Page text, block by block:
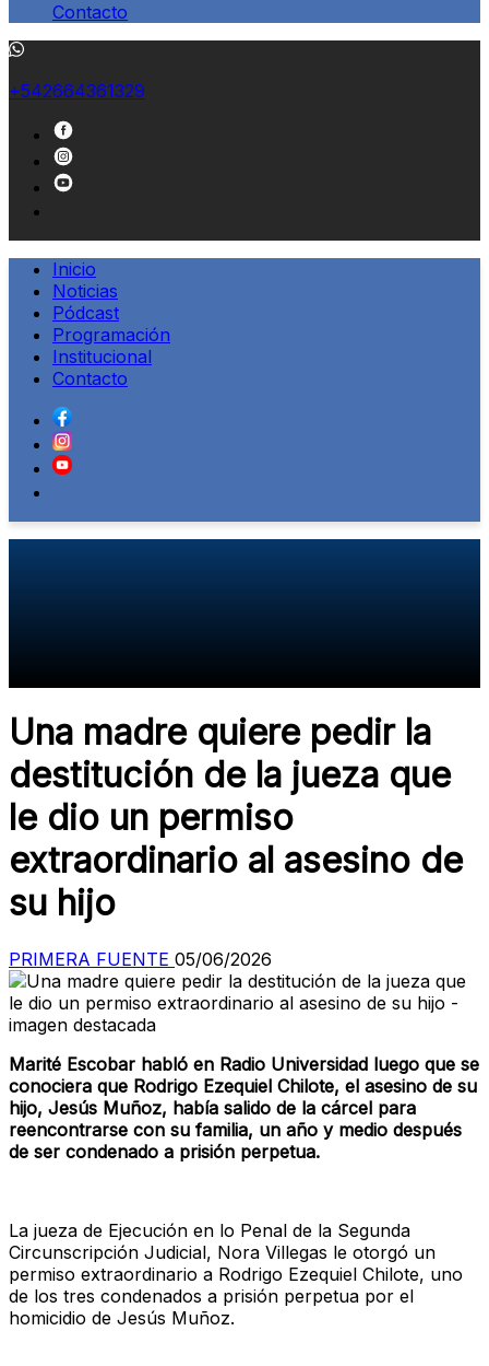
Contacto
+542664361329
Inicio
Noticias
Pódcast
Programación
Institucional
Contacto
Una madre quiere pedir la
destitución de la jueza que
le dio un permiso
extraordinario al asesino de
su hijo
PRIMERA FUENTE 05/06/2026
Marité Escobar habló en Radio Universidad luego que se
conociera que Rodrigo Ezequiel Chilote, el asesino de su
hijo, Jesús Muñoz, había salido de la cárcel para
reencontrarse con su familia, un año y medio después
de ser condenado a prisión perpetua.
La jueza de Ejecución en lo Penal de la Segunda
Circunscripción Judicial, Nora Villegas le otorgó un
permiso extraordinario a Rodrigo Ezequiel Chilote, uno
de los tres condenados a prisión perpetua por el
homicidio de Jesús Muñoz.